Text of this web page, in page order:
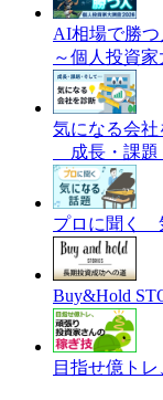
AI相場で勝つ
～個人投資家
気になる会社
成長・課
プロに聞く
Buy&Hold
目指せ億ト